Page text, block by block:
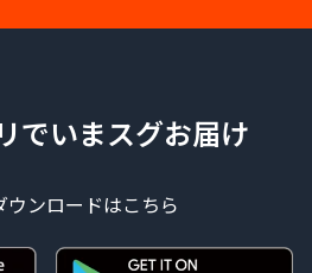
でいまスグお届け
ウンロードはこちら